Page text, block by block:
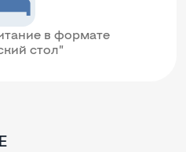
в формате
стол”